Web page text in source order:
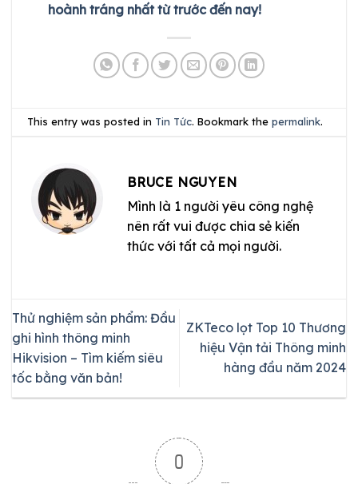
hoành tráng nhất từ trước đến nay!
This entry was posted in Tin Tức. Bookmark thepermalink.
BRUCE NGUYEN
Mình là 1 người yêu công nghệ
nên rất vui được chia sẻ kiến
thức với tất cả mọi người.
Thử nghiệm sản phẩm: Đầu
ghi hình thông minh
Hikvision – Tìm kiếm siêu
tốc bằng văn bản!
ZKTeco lọt Top 10 Thương
hiệu Vận tải Thông minh
hàng đầu năm 2024
0